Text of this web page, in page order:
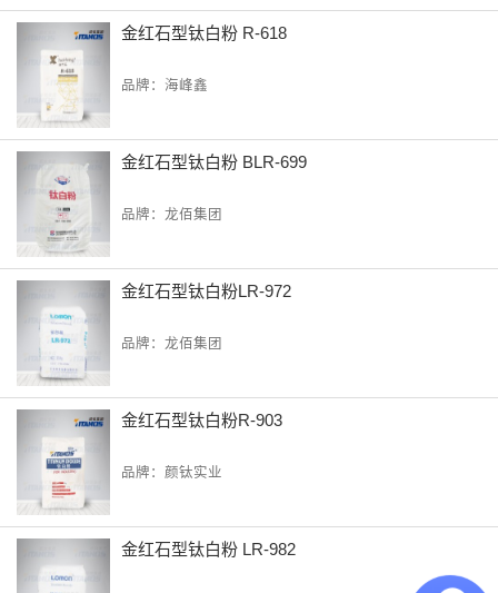
金红石型钛白粉 R-618
品牌：海峰鑫
金红石型钛白粉 BLR-699
品牌：龙佰集团
金红石型钛白粉LR-972
品牌：龙佰集团
金红石型钛白粉R-903
品牌：颜钛实业
金红石型钛白粉 LR-982